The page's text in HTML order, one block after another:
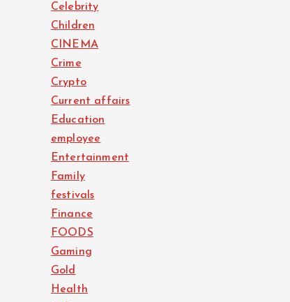
Celebrity
Children
CINEMA
Crime
Crypto
Current affairs
Education
employee
Entertainment
Family
festivals
Finance
FOODS
Gaming
Gold
Health